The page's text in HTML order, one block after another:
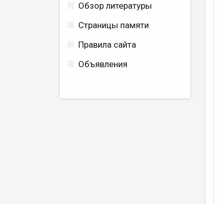
Обзор литературы
Страницы памяти
Правила сайта
Объявления